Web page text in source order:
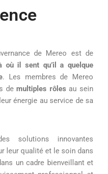
de Mereo est de
où il sent qu’il a quelque
. Les membres de Mereo
demultiples rôles au sein
énergie au service de sa
solutions innovantes
leur qualité et le soin dans
un cadre bienveillant et